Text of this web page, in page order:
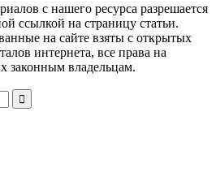
с нашего ресурса разрешается
ссылкой на страницу статьи.
на сайте взяты с открытых
интернета, все права на
законным владельцам.